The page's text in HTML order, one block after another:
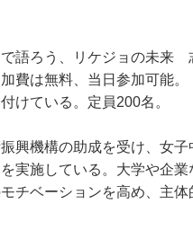
語ろう、リケジョの未来
費は無料、当日参加可能
けている。定員200名。
興機構の助成を受け、女
実施している。大学や企
チベーションを高め、主